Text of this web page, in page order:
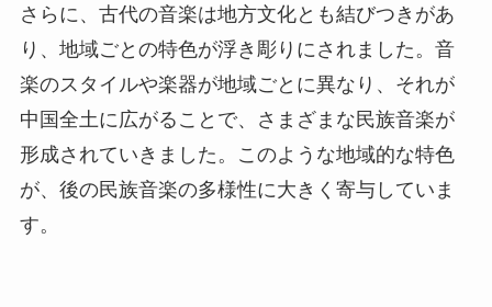
さらに、古代の音楽は地方文化とも結びつきがあ
り、地域ごとの特色が浮き彫りにされました。音
楽のスタイルや楽器が地域ごとに異なり、それが
中国全土に広がることで、さまざまな民族音楽が
形成されていきました。このような地域的な特色
が、後の民族音楽の多様性に大きく寄与していま
す。